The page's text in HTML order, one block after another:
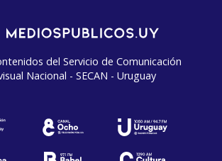
del Servicio de Comunicación
Nacional - SECAN - Uruguay